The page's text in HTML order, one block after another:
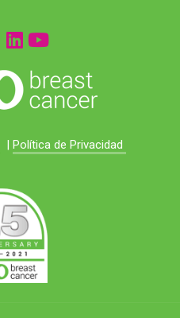
| Política de Privacidad